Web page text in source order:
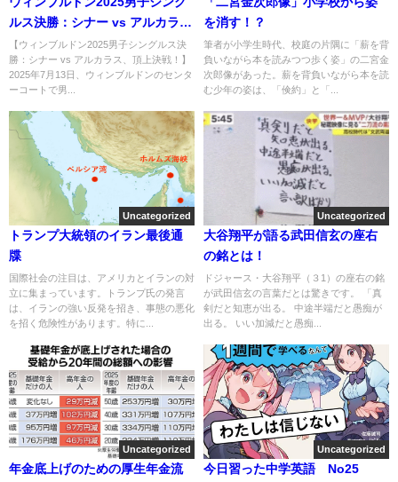
ルス決勝：シナー vs アルカラ
ス、頂上決戦！
【ウィンブルドン2025男子シングルス決
勝：シナー vs アルカラス、頂上決戦！】
2025年7月13日、ウィンブルドンのセンタ
ーコートで男...
を消す！？
筆者が小学生時代、校庭の片隅に「薪を背
負いながら本を読みつつ歩く姿」の二宮金
次郎像があった。薪を背負いながら本を読
む少年の姿は、「倹約」と「...
Uncategorized
トランプ大統領のイラン最後通
牒
国際社会の注目は、アメリカとイランの対
立に集まっています。トランプ氏の発言
は、イランの強い反発を招き、事態の悪化
を招く危険性があります。特に...
Uncategorized
大谷翔平が語る武田信玄の座右
の銘とは！
ドジャース・大谷翔平（３1）の座右の銘
が武田信玄の言葉だとは驚きです。 「真
剣だと知恵が出る。 中途半端だと愚痴が
出る。 いい加減だと愚痴...
Uncategorized
年金底上げのための厚生年金流
Uncategorized
今日習った中学英語 No25